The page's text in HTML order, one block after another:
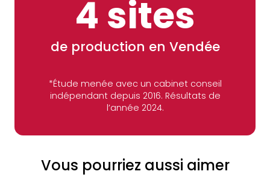
4 sites
de production en Vendée
*Étude menée avec un cabinet conseil
indépendant depuis 2016. Résultats de
l’année 2024.
Vous pourriez aussi aimer